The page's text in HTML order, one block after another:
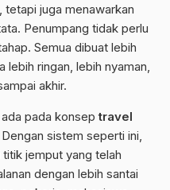
tetapi juga menawarkan
Penumpang tidak perlu
Semua dibuat lebih
lebih ringan, lebih nyaman,
akhir.
ada pada konseptravel
Dengan sistem seperti ini,
jemput yang telah
dengan lebih santai